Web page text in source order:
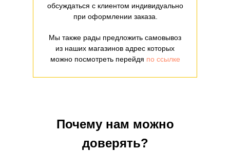
обсуждаться с клиентом индивидуально
при оформлении заказа.
Мы также рады предложить самовывоз
из наших магазинов адрес которых
можно посмотреть перейдя по ссылке
Почему нам можно
доверять?